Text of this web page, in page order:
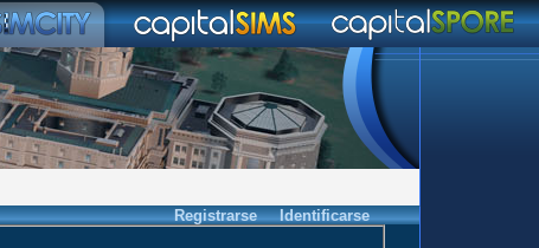
Registrarse Identificarse